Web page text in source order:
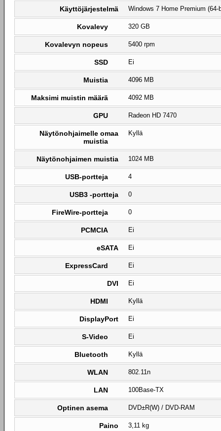
Käyttöjärjestelmä Windows 7 Home Premium (64-
Kovalevy 320 GB
Kovalevyn nopeus 5400 rpm
SSD Ei
Muistia 4096 MB
Maksimi muistin määrä 4092 MB
GPU Radeon HD 7470
Näytönohjaimelle omaa
muistia
Kyllä
Näytönohjaimen muistia 1024 MB
USB-portteja 4
USB3 -portteja 0
FireWire-portteja 0
PCMCIA Ei
eSATA Ei
ExpressCard Ei
DVI Ei
HDMI Kyllä
DisplayPort Ei
S-Video Ei
Bluetooth Kyllä
WLAN 802.11n
LAN 100Base-TX
Optinen asema DVD±R(W) / DVD-RAM
Paino 3,11 kg